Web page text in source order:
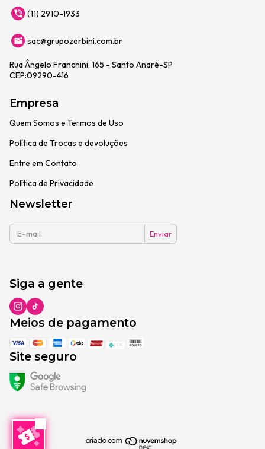
(11) 2910-1933
sac@grupozerbini.com.br
Rua Ângelo Franchini, 165 - Santo André-SP
CEP:09290-416
Empresa
Quem Somos e Termos de Uso
Política de Trocas e devoluções
Entre em Contato
Política de Privacidade
Newsletter
Siga a gente
Meios de pagamento
Site seguro